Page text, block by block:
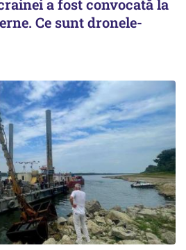
a fost convocată la
Ce sunt dronele-